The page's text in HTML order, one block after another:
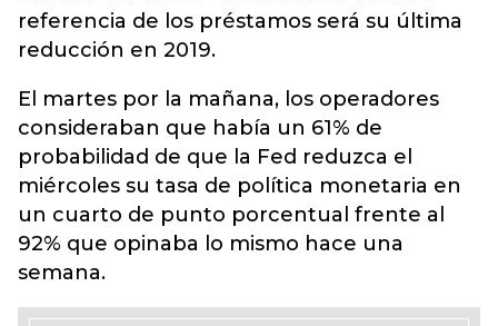
referencia de los préstamos será su última
reducción en 2019.
El martes por la mañana, los operadores
consideraban que había un 61% de
probabilidad de que la Fed reduzca el
miércoles su tasa de política monetaria en
un cuarto de punto porcentual frente al
92% que opinaba lo mismo hace una
semana.